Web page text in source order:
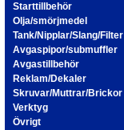
Starttillbehör
Olja/smörjmedel
Tank/Nipplar/Slang/Filter
Avgaspipor/submuffler
Avgastillbehör
Reklam/Dekaler
Skruvar/Muttrar/Brickor
Verktyg
Övrigt